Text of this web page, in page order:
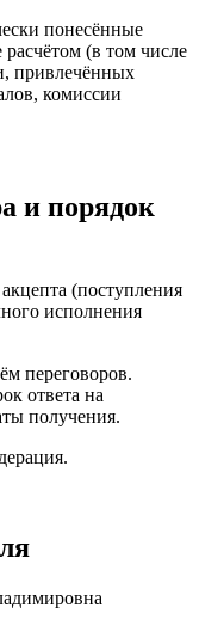
понесённые
(в том числе
привлечённых
комиссии
и порядок
(поступления
исполнения
переговоров.
ответа на
получения.